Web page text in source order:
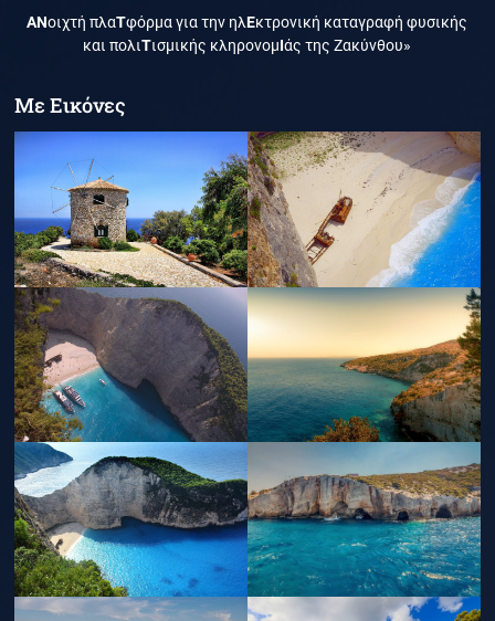
ΑΝοιχτή πλαΤφόρμα για την ηλΕκτρονική καταγραφή φυσικής
και πολιΤισμικής κληρονομΙάς της Ζακύνθου»
Με Εικόνες